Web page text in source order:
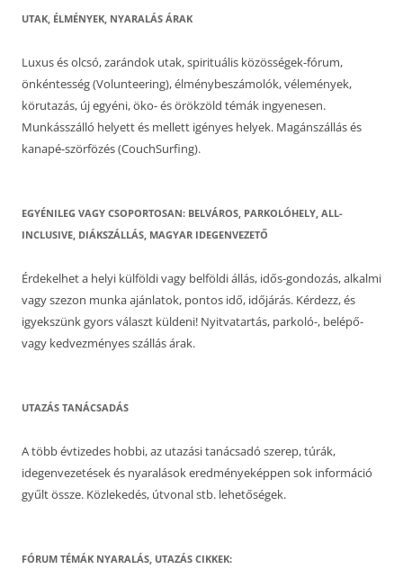
UTAK, ÉLMÉNYEK, NYARALÁS ÁRAK
Luxus és olcsó, zarándok utak, spirituális közösségek-fórum,
önkéntesség (Volunteering), élménybeszámolók, vélemények,
körutazás, új egyéni, öko- és örökzöld témák ingyenesen.
Munkásszálló helyett és mellett igényes helyek. Magánszállás és
kanapé-szörfözés (CouchSurfing).
EGYÉNILEG VAGY CSOPORTOSAN: BELVÁROS, PARKOLÓHELY, ALL-
INCLUSIVE, DIÁKSZÁLLÁS, MAGYAR IDEGENVEZETŐ
Érdekelhet a helyi külföldi vagy belföldi állás, idős-gondozás, alkalmi
vagy szezon munka ajánlatok, pontos idő, időjárás. Kérdezz, és
igyekszünk gyors választ küldeni! Nyitvatartás, parkoló-, belépő-
vagy kedvezményes szállás árak.
UTAZÁS TANÁCSADÁS
A több évtizedes hobbi, az utazási tanácsadó szerep, túrák,
idegenvezetések és nyaralások eredményeképpen sok információ
gyűlt össze. Közlekedés, útvonal stb. lehetőségek.
FÓRUM TÉMÁK NYARALÁS, UTAZÁS CIKKEK: